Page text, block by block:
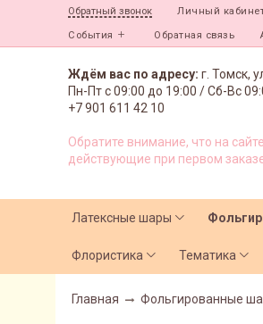
Обратный звонок Личный
События Обратная связь
Ждём вас по адресу: г. Томск,
Пн-Пт с09:00 до 19:00 /Сб-Вс
+7 901 611 42 10
Обратите внимание, что на
действующие при первом
Латексные шары
Флористика Тематика
Главная Фольгированные